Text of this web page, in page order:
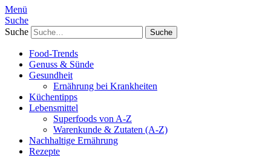
Menü
Suche
Suche
Food-Trends
Genuss & Sünde
Gesundheit
Ernährung bei Krankheiten
Küchentipps
Lebensmittel
Superfoods von A-Z
Warenkunde & Zutaten (A-Z)
Nachhaltige Ernährung
Rezepte